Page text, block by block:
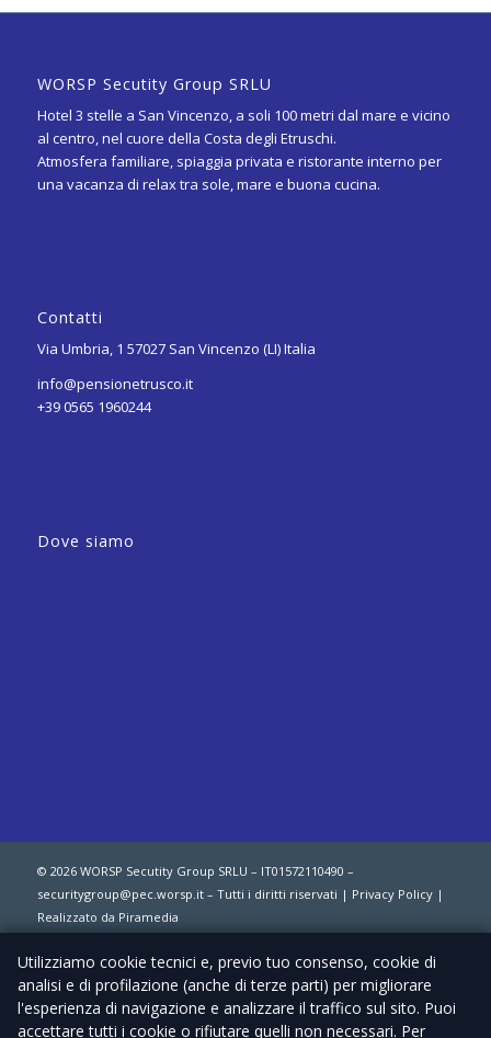
WORSP Secutity Group SRLU
Hotel 3 stelle a San Vincenzo, a soli 100 metri dal mare e vicino
al centro, nel cuore della Costa degli Etruschi.
Atmosfera familiare, spiaggia privata e ristorante interno per
una vacanza di relax tra sole, mare e buona cucina.
Contatti
Via Umbria, 1 57027 San Vincenzo (LI)Italia
info@pensionetrusco.it
+39 0565 1960244
Dove siamo
© 2026 WORSP Secutity Group SRLU – IT01572110490 –
securitygroup@pec.worsp.it– Tutti i diritti riservati | Privacy Policy|
Realizzato da Piramedia
Utilizziamo cookie tecnici e, previo tuo consenso, cookie di
analisi e di profilazione (anche di terze parti) per migliorare
l'esperienza di navigazione e analizzare il traffico sul sito. Puoi
accettare tutti i cookie o rifiutare quelli non necessari. Per
English Italiano